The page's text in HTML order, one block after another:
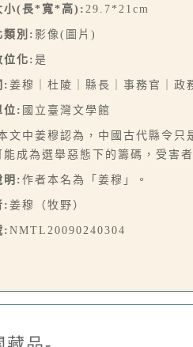
小(長*寬*高): 29.7*21cm
類別: 影像(圖片)
位化: 是
: 姜穆｜杜陵｜縣長｜事務官｜政
位: 國立臺灣文學館
文中姜穆認為，中國古代縣令只
能成為選舉惡態下的籌碼，受害
明: 作者本名為「姜穆」。
: 姜穆（牧野）
: NMTL20090240304